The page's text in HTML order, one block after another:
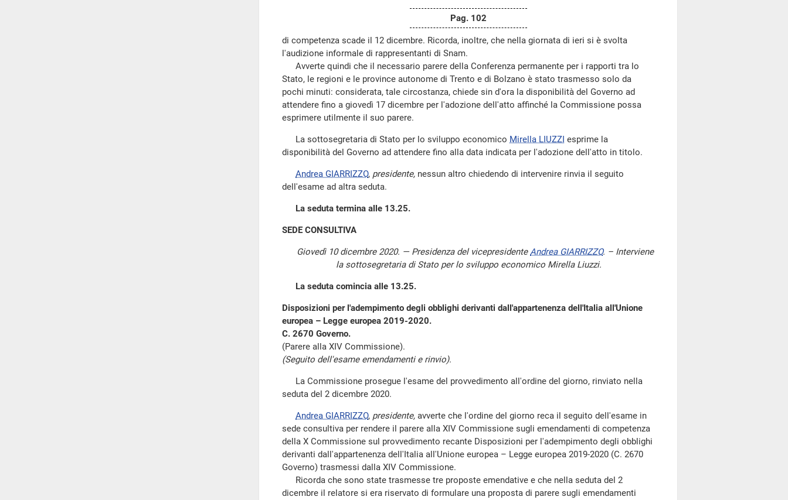
Pag. 102
di competenza scade il 12 dicembre. Ricorda, inoltre, che nella giornata di ieri si è svolta
l'audizione informale di rappresentanti di Snam.
Avverte quindi che il necessario parere della Conferenza permanente per i rapporti tra lo
Stato, le regioni e le province autonome di Trento e di Bolzano è stato trasmesso solo da
pochi minuti: considerata, tale circostanza, chiede sin d'ora la disponibilità del Governo ad
attendere fino a giovedì 17 dicembre per l'adozione dell'atto affinché la Commissione possa
esprimere utilmente il suo parere.
La sottosegretaria di Stato per lo sviluppo economico Mirella LIUZZI esprime la
disponibilità del Governo ad attendere fino alla data indicata per l'adozione dell'atto in titolo.
Andrea GIARRIZZO, presidente, nessun altro chiedendo di intervenire rinvia il seguito
dell'esame ad altra seduta.
La seduta termina alle 13.25.
SEDE CONSULTIVA
Giovedì 10 dicembre 2020. — Presidenza del vicepresidenteAndrea GIARRIZZO. – Interviene
la sottosegretaria di Stato per lo sviluppo economico Mirella Liuzzi.
La seduta comincia alle 13.25.
Disposizioni per l'adempimento degli obblighi derivanti dall'appartenenza dell'Italia all'Unione
europea – Legge europea 2019-2020.
C. 2670 Governo.
(Parere alla XIV Commissione).
(Seguito dell'esame emendamenti e rinvio).
La Commissione prosegue l'esame del provvedimento all'ordine del giorno, rinviato nella
seduta del 2 dicembre 2020.
Andrea GIARRIZZO, presidente, avverte che l'ordine del giorno reca il seguito dell'esame in
sede consultiva per rendere il parere alla XIV Commissione sugli emendamenti di competenza
della X Commissione sul provvedimento recante Disposizioni per l'adempimento degli obblighi
derivanti dall'appartenenza dell'Italia all'Unione europea – Legge europea 2019-2020 (C. 2670
Governo) trasmessi dalla XIV Commissione.
Ricorda che sono state trasmesse tre proposte emendative e che nella seduta del 2
dicembre il relatore si era riservato di formulare una proposta di parere sugli emendamenti